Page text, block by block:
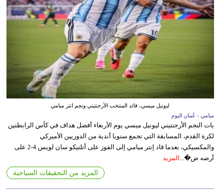
ليونيل ميسي، قائد المنتخب الأرجنتيني ونجم انتر ميامي
ميامي - عُمان اليوم
بات النجم الأرجنتيني ليونيل ميسي يوم الأربعاء أفضل هداف في كأس الرابطتين
لكرة القدم، المسابقة التي تجمع سنويا أندية من الدوريين الأميركي
والمكسيكي، بعدما قاد إنتر ميامي إلى الفوز على أتلتيكو سان لويس 4-2 على
أرضه ض�...
المزيد
المزيد من التحقيقات السياحية